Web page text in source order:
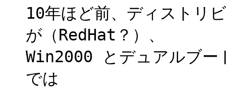
10年ほど前、ディストリ
が（RedHat？）、
Win2000 とデュアルブー
では